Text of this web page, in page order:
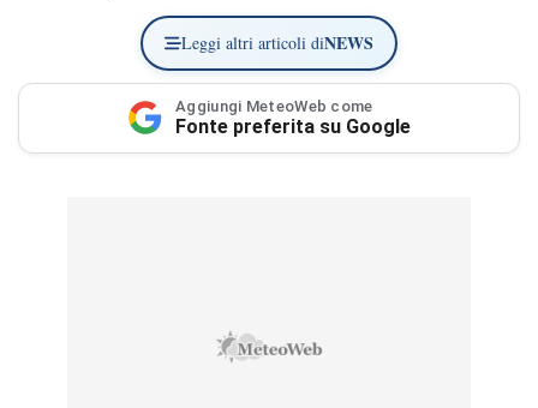
Leggi altri articoli diNEWS
Aggiungi MeteoWeb come
Fonte preferita su Google